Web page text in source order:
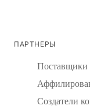
ПАРТНЕРЫ
Поставщики
Создатели